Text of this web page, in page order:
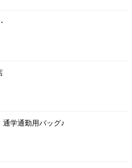
学通勤用バッグ♪